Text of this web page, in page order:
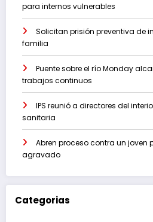
para internos vulnerables
Solicitan prisión preventiva de
familia
Puente sobre el río Monday
trabajos continuos
IPS reunió a directores del
sanitaria
Abren proceso contra un joven
agravado
Categorias